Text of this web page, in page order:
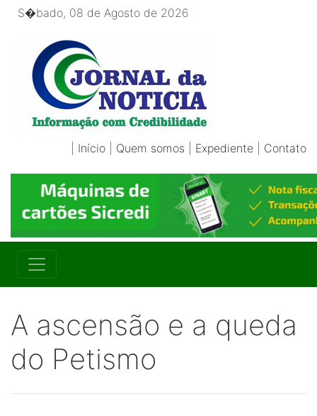
S�bado, 08 de Agosto de 2026
Início Quem somos Expediente Contato
A ascensão e a queda
do Petismo